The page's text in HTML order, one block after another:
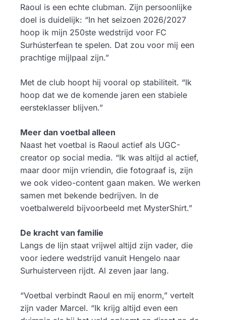
Raoul is een echte clubman. Zijn persoonlijke
doel is duidelijk: “In het seizoen 2026/2027
hoop ik mijn 250ste wedstrijd voor FC
Surhústerfean te spelen. Dat zou voor mij een
prachtige mijlpaal zijn.”
Met de club hoopt hij vooral op stabiliteit. “Ik
hoop dat we de komende jaren een stabiele
eersteklasser blijven.”
Meer dan voetbal alleen
Naast het voetbal is Raoul actief als UGC-
creator op social media. “Ik was altijd al actief,
maar door mijn vriendin, die fotograaf is, zijn
we ook video-content gaan maken. We werken
samen met bekende bedrijven. In de
voetbalwereld bijvoorbeeld met MysterShirt.”
De kracht van familie
Langs de lijn staat vrijwel altijd zijn vader, die
voor iedere wedstrijd vanuit Hengelo naar
Surhuisterveen rijdt. Al zeven jaar lang.
“Voetbal verbindt Raoul en mij enorm,” vertelt
zijn vader Marcel. “Ik krijg altijd even een